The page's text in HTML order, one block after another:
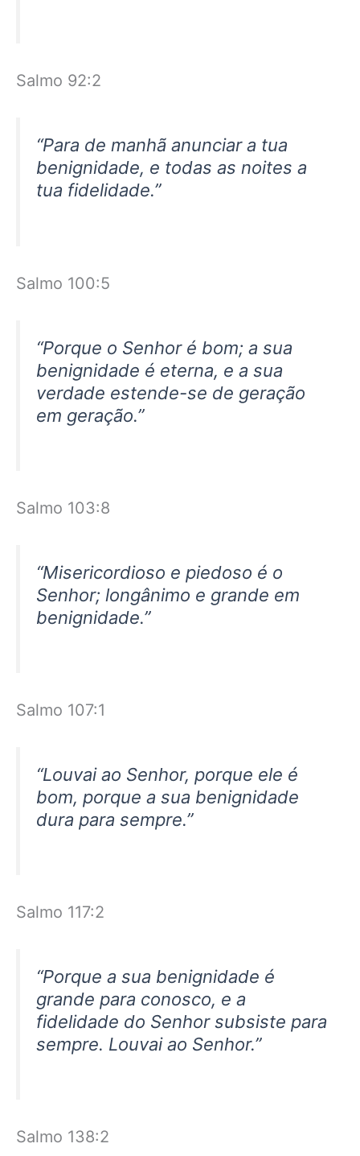
Salmo 92:2
“Para de manhã anunciar a tua
benignidade, e todas as noites a
tua fidelidade.”
Salmo 100:5
“Porque o Senhor é bom; a sua
benignidade é eterna, e a sua
verdade estende-se de geração
em geração.”
Salmo 103:8
“Misericordioso e piedoso é o
Senhor; longânimo e grande em
benignidade.”
Salmo 107:1
“Louvai ao Senhor, porque ele é
bom, porque a sua benignidade
dura para sempre.”
Salmo 117:2
“Porque a sua benignidade é
grande para conosco, e a
fidelidade do Senhor subsiste para
sempre. Louvai ao Senhor.”
Salmo 138:2